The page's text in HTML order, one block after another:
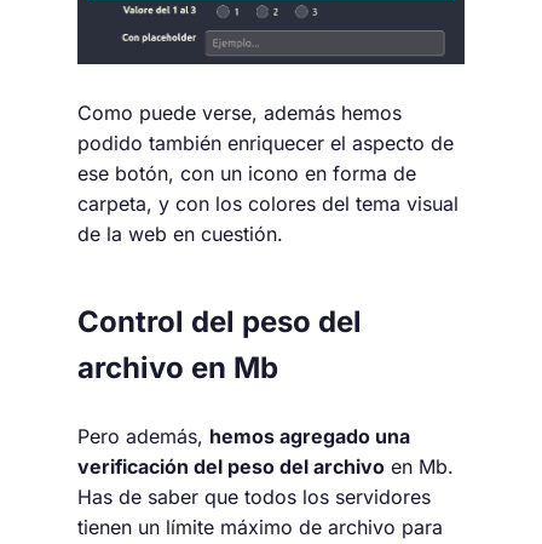
Como puede verse, además hemos
podido también enriquecer el aspecto de
ese botón, con un icono en forma de
carpeta, y con los colores del tema visual
de la web en cuestión.
Control del peso del
archivo en Mb
Pero además, hemos agregado una
verificación del peso del archivo en Mb.
Has de saber que todos los servidores
tienen un límite máximo de archivo para